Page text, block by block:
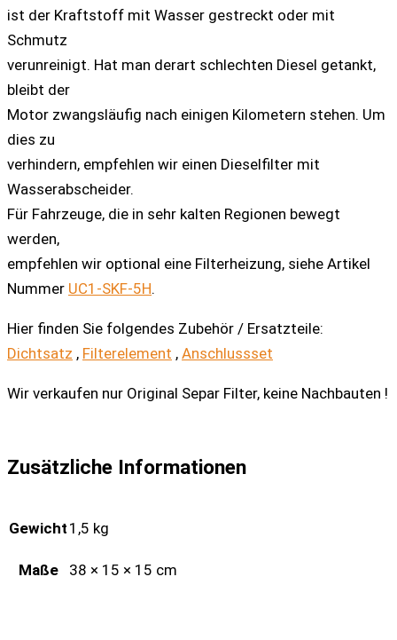
ist der Kraftstoff mit Wasser gestreckt oder mit
Schmutz
verunreinigt. Hat man derart schlechten Diesel getankt,
bleibt der
Motor zwangsläufig nach einigen Kilometern stehen. Um
dies zu
verhindern, empfehlen wir einen Dieselfilter mit
Wasserabscheider.
Für Fahrzeuge, die in sehr kalten Regionen bewegt
werden,
empfehlen wir optional eine Filterheizung, siehe Artikel
Nummer UC1-SKF-5H.
Hier finden Sie folgendes Zubehör / Ersatzteile:
Dichtsatz , Filterelement , Anschlussset
Wir verkaufen nur Original Separ Filter, keine Nachbauten !
Zusätzliche Informationen
Gewicht 1,5 kg
Maße 38 × 15 × 15 cm